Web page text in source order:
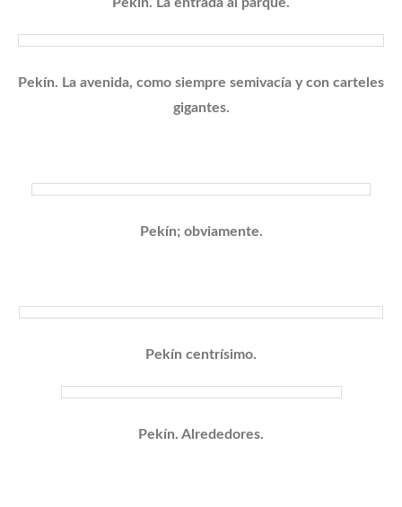
Pekín. La avenida, como siempre semivacía y con carteles
gigantes.
Pekín; obviamente.
Pekín centrísimo.
Pekín. Alrededores.